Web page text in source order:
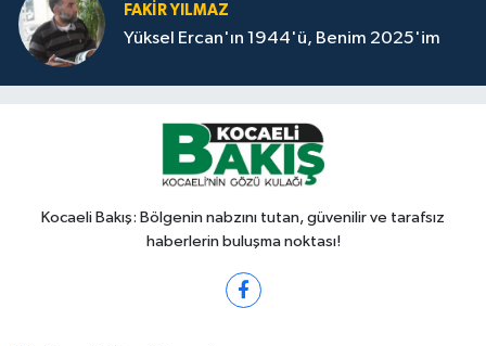
FAKİR YILMAZ
Yüksel Ercan'ın 1944'ü, Benim 2025'im
Kocaeli Bakış: Bölgenin nabzını tutan, güvenilir ve tarafsız
haberlerin buluşma noktası!